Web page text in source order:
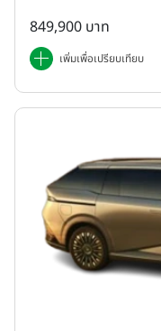
849,900 บาท
เพิ่มเพื่อเปรียบเทียบ